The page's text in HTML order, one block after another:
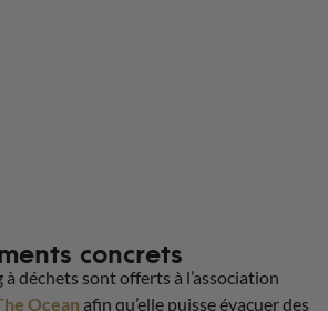
concrets
à déchets sont offerts à l’association
Ocean afin qu’elle puisse évacuer des